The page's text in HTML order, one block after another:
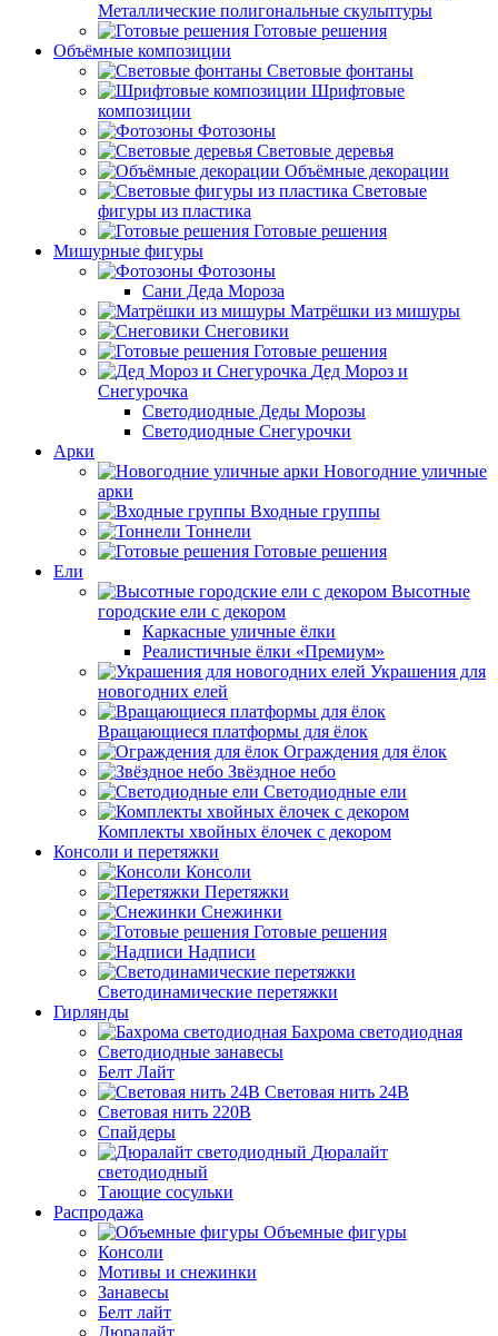
Металлические полигональные скульптуры
Готовые решения
Объёмные композиции
Световые фонтаны
Шрифтовые
композиции
Фотозоны
Световые деревья
Объёмные декорации
Световые
фигуры из пластика
Готовые решения
Мишурные фигуры
Фотозоны
Сани Деда Мороза
Матрёшки из мишуры
Снеговики
Готовые решения
Дед Мороз и
Снегурочка
Светодиодные Деды Морозы
Светодиодные Снегурочки
Арки
Новогодние уличные
арки
Входные группы
Тоннели
Готовые решения
Ели
Высотные
городские ели с декором
Каркасные уличные ёлки
Реалистичные ёлки «Премиум»
Украшения для
новогодних елей
Вращающиеся платформы для ёлок
Ограждения для ёлок
Звёздное небо
Светодиодные ели
Комплекты хвойных ёлочек с декором
Консоли и перетяжки
Консоли
Перетяжки
Снежинки
Готовые решения
Надписи
Светодинамические перетяжки
Гирлянды
Бахрома светодиодная
Светодиодные занавесы
Белт Лайт
Световая нить 24В
Световая нить 220В
Спайдеры
Дюралайт
светодиодный
Тающие сосульки
Распродажа
Объемные фигуры
Консоли
Мотивы и снежинки
Занавесы
Белт лайт
Дюралайт